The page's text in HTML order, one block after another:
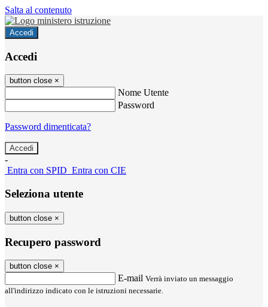
Salta al contenuto
Accedi
Accedi
button close ×
Nome Utente
Password
Password dimenticata?
-
Entra con SPID Entra con CIE
Seleziona utente
button close ×
Recupero password
button close ×
E-mail Verrà inviato un messaggio
all'indirizzo indicato con le istruzioni necessarie.